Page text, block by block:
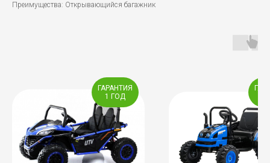
Преимущества: Открывающийся багажник
ГАРАНТИЯ
1 ГОД